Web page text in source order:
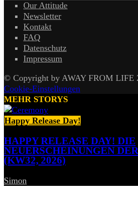
Our Attitude
Newsletter
Kontakt
FAQ
Datenschutz
Impressum
© Copyright by AWAY FROM LIFE
Cookie-Einstellungen
MEHR STORYS
Happy Release Day!
HAPPY RELEASE DAY! DIE
NEUERSCHEINUNGEN
(KW32, 2026)
Simon